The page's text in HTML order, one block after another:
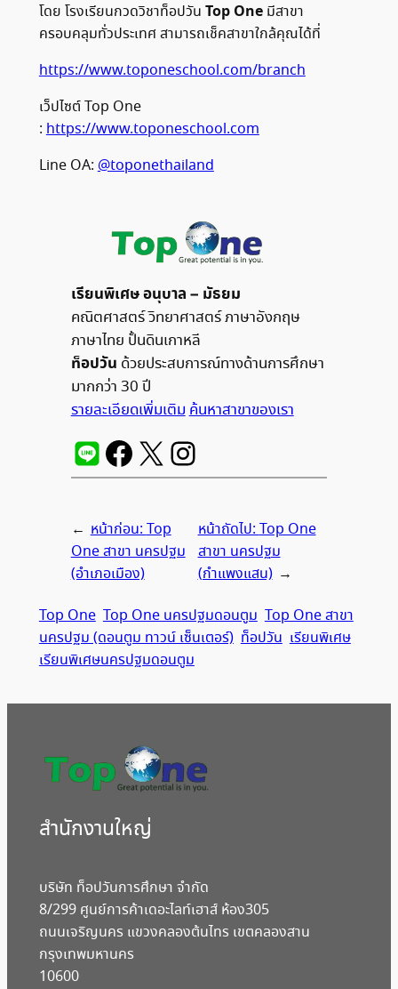
โดย โรงเรียนกวดวิชาท็อปวัน Top Oneมีสาขา
ครอบคลุมทั่วประเทศ สามารถเช็คสาขาใกล้คุณได้ที่
https://www.toponeschool.com/branch
เว็ปไซต์ Top One
:https://www.toponeschool.com
Line OA:@toponethailand
เรียนพิเศษ อนุบาล – มัธยม
คณิตศาสตร์ วิทยาศาสตร์ ภาษาอังกฤษ
ภาษาไทย ปั้นดินเกาหลี
ท็อปวัน ด้วยประสบการณ์ทางด้านการศึกษา
มากกว่า 30 ปี
รายละเอียดเพิ่มเติมค้นหาสาขาของเรา
← หน้าก่อน:Top
One สาขา นครปฐม
(อำเภอเมือง)
หน้าถัดไป:Top One
สาขา นครปฐม
(กำแพงแสน) →
Top One Top One นครปฐมดอนตูม Top One สาขา
นครปฐม (ดอนตูม ทาวน์ เซ็นเตอร์) ท็อปวัน เรียนพิเศษ
เรียนพิเศษนครปฐมดอนตูม
สํานักงานใหญ่
บริษัท ท็อปวันการศึกษา จำกัด
8/299 ศูนย์การค้าเดอะไลท์เฮาส์ ห้อง305
ถนนเจริญนคร แขวงคลองต้นไทร เขตคลองสาน
กรุงเทพมหานคร
10600